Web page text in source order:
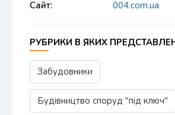
Сайт: 004.com.ua
РУБРИКИ В ЯКИХ
Забудовники
Будівництво споруд "під ключ"